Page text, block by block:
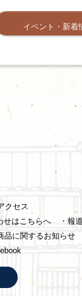
イベント・新着
クセス
せはこちらへ
・報
品に関するお知らせ